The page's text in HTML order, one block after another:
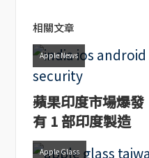
相關文章
Apple News
蘋果印度市場爆
有 1 部印度製造
Apple Glass